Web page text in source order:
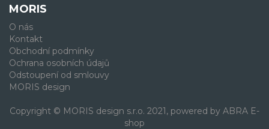
MORIS
O nás
Kontakt
Obchodní podmínky
Ochrana osobních údajů
Odstoupení od smlouvy
MORIS design
Copyright © MORIS design s.r.o. 2021, powered by ABRA E-
shop